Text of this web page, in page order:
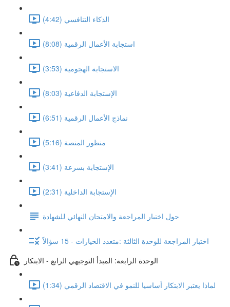
الذكاء التنافسي (4:42)
استجابة الأعمال الرقمية (8:08)
الاستجابة الهجومية (3:53)
الإستجابة الدفاعية (8:03)
نماذج الأعمال الرقمية (6:51)
منظور المنصة (5:16)
الإستجابة بسرعة (3:41)
الإستجابة الداخلية (2:31)
حول اختبار المراجعة والامتحان النهائي للشهادة
اختبار المراجعة للوحدة الثالثة :متعدد الخيارات - 15 سؤالاً
الوحدة الرابعة: المبدأ التوجيهي الرابع - الابتكار
لماذا يعتبر الابتكار أساسيا للنمو في الاقتصاد الرقمي (1:34)